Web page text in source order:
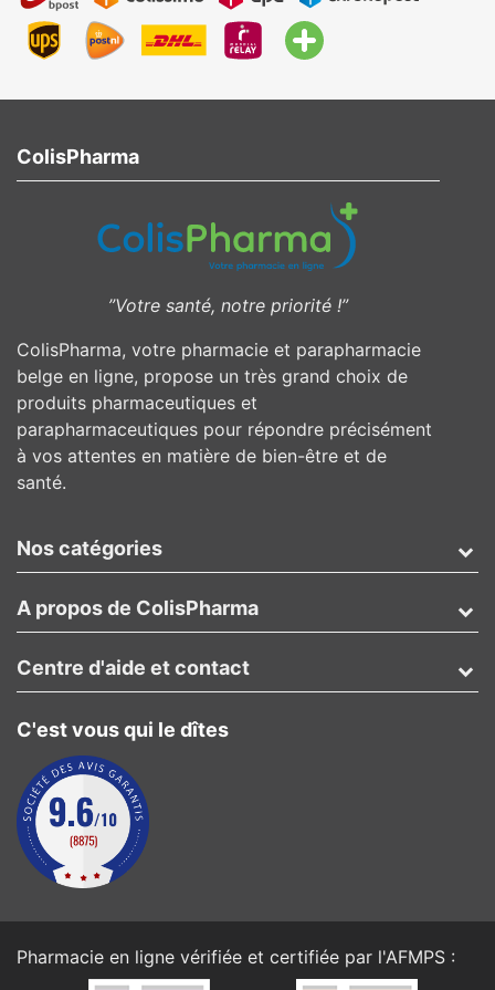
ColisPharma
”Votre santé, notre priorité !”
ColisPharma, votre pharmacie et parapharmacie
belge en ligne, propose un très grand choix de
produits pharmaceutiques et
parapharmaceutiques pour répondre précisément
à vos attentes en matière de bien-être et de
santé.
Nos catégories
A propos de ColisPharma
C'est vous qui le dîtes
Centre d'aide et contact
Pharmacie en ligne vérifiée et certifiée par l'AFMPS :